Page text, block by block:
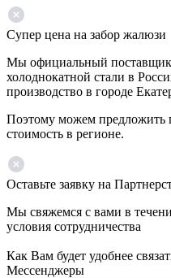
Супер цена на забор жалюзи
Мы официальный поставщик
холоднокатной стали в
производство в городе
Поэтому можем предложить
стоимость в регионе.
Оставьте заявку на
Мы свяжемся с вами в
условия сотрудничества
Как Вам будет удобнее
Мессенджеры